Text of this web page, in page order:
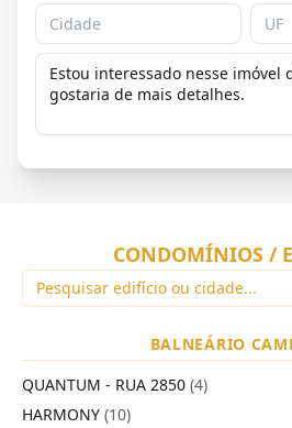
CONDOMÍNIOS /
BALNEÁRIO
QUANTUM - RUA 2850 (4)
HARMONY (10)